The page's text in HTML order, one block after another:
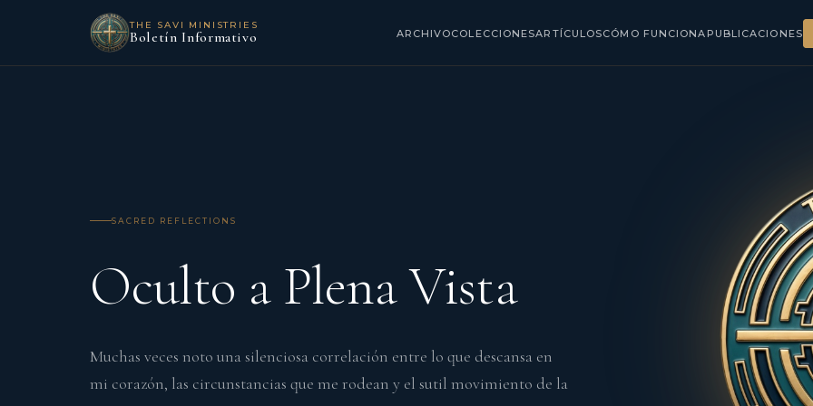
THE SAVI MINISTRIES
Boletín Informativo ARCHIVOCOLECCIONESARTÍCULOSCÓMO FUNCIONA PUBLICACIONES
SACRED REFLECTIONS
Oculto a Plena Vista
Muchas veces noto una silenciosa correlación entre lo que descansa en
mi corazón, las circunstancias que me rodean y el sutil movimiento de la